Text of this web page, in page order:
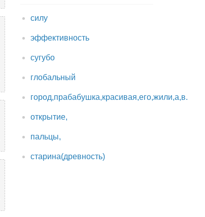
силу
эффективность
сугубо
глобальный
город,прабабушка,красивая,его,жили,а,в.
открытие,
пальцы,
старина(древность)